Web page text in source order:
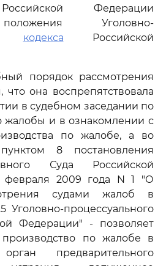
Федерации
Уголовно-
кодекса Российской
порядок рассмотрения
что она воспрепятствовала
в судебном заседании по
жалобы и в ознакомлении с
по жалобе, а во
8 постановления
Суда Российской
февраля 2009 года N 1 "О
судами жалоб в
Уголовно-процессуального
Федерации" - позволяет
по жалобе в
предварительного